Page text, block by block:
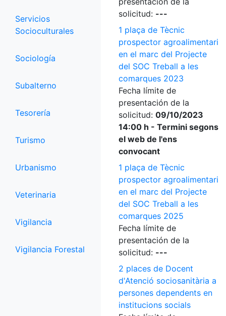
Servicios
Socioculturales
Sociología
Subalterno
Tesorería
Turismo
Urbanismo
Veterinaria
Vigilancia
Vigilancia Forestal
solicitud: ---
1 plaça de Tècnic
prospector agroalimentari
en el marc del Projecte
del SOC Treball a les
comarques 2023
Fecha límite de
presentación de la
solicitud: 09/10/2023
14:00 h - Termini segons
el web de l'ens
convocant
1 plaça de Tècnic
prospector agroalimentari
en el marc del Projecte
del SOC Treball a les
comarques 2025
Fecha límite de
presentación de la
solicitud: ---
2 places de Docent
d'Atenció sociosanitària a
persones dependents en
institucions socials